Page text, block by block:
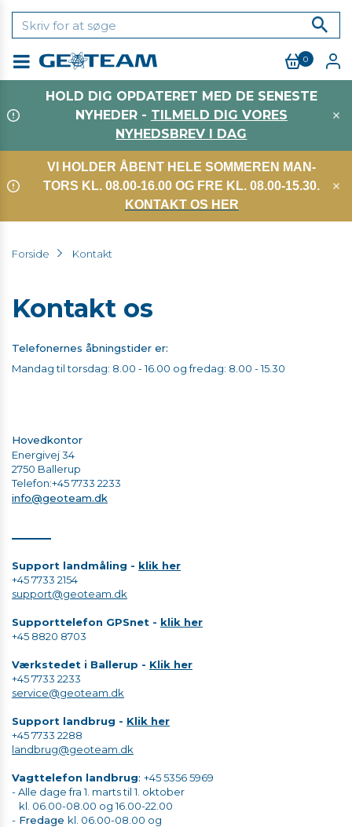
0
HOLD DIG OPDATERET MED DE SENESTE
NYHEDER - TILMELD DIG VORES
NYHEDSBREV I DAG
VI HOLDER ÅBENT HELE SOMMEREN MAN-
TORS KL. 08.00-16.00 OG FRE KL. 08.00-15.30.
KONTAKT OS HER
Forside Kontakt
Kontakt os
Telefonernes åbningstider er:
Mandag til torsdag: 8.00 - 16.00 og fredag: 8.00 - 15.30
Hovedkontor
Energivej 34
​​​​​​​2750 Ballerup
Telefon:+45 7733 2233​​​​​​​
info@geoteam.dk
Support landmåling - klik her
+45 7733 2154
support@geoteam.dk
Supporttelefon GPSnet - klik her
+45 8820 8703
Værkstedet i Ballerup - Klik her
+45 7733 2233
service@geoteam.dk
Support landbrug - Klik her
+45 7733 2288
landbrug@geoteam.dk
Vagttelefon landbrug: +45 5356 5969
- Alle dage fra 1. marts til 1. oktober
kl. 06.00-08.00 og 16.00-22.00
- Fredage kl. 06.00-08.00 og